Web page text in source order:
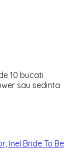
10 bucati
sau sedinta